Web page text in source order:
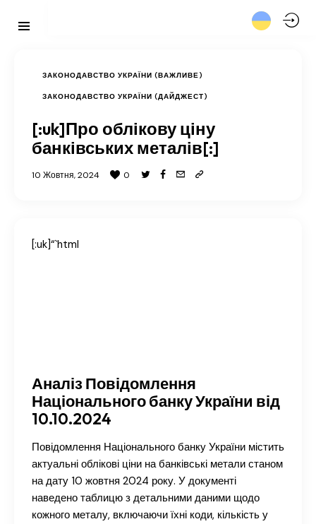
ЗАКОНОДАВСТВО УКРАЇНИ (ВАЖЛИВЕ)
ЗАКОНОДАВСТВО УКРАЇНИ (ДАЙДЖЕСТ)
[:uk]Про облікову ціну
банківських металів[:]
10 Жовтня, 2024 0
[:uk]“`html
Аналіз Повідомлення
Національного банку України від
10.10.2024
Повідомлення Національного банку України містить
актуальні облікові ціни на банківські метали станом
на дату 10 жовтня 2024 року. У документі
наведено таблицю з детальними даними щодо
кожного металу, включаючи їхні коди, кількість у